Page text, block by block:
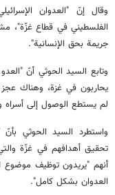
وقال إنّ "العدوان
الفلسطيني في قطاع غزّة"،
جريمة بحق الإنسانية".
وتابع السيد الحوثي أنّ
يحاربون في غزة، وهناك
لم يستطع الوصول إلى أسراه
واستطرد السيد الحوثي
تحقيق أهدافهم في غزّة
أنهم "يريدون توظيف موضوع
العدوان بشكل كامل".